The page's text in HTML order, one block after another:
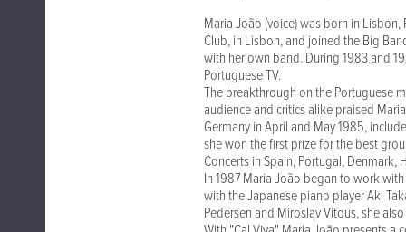
Maria João (voice) was born in
Club, in Lisbon, and joined the Big
with her own band. During 1983 and
Portuguese TV.
The breakthrough on the Portuguese
audience and critics alike praised
Germany in April and May 1985,
she won the first prize for the best
Concerts in Spain, Portugal,
In 1987 Maria João began to work
with the Japanese piano player Aki
Pedersen and Miroslav Vitous, she